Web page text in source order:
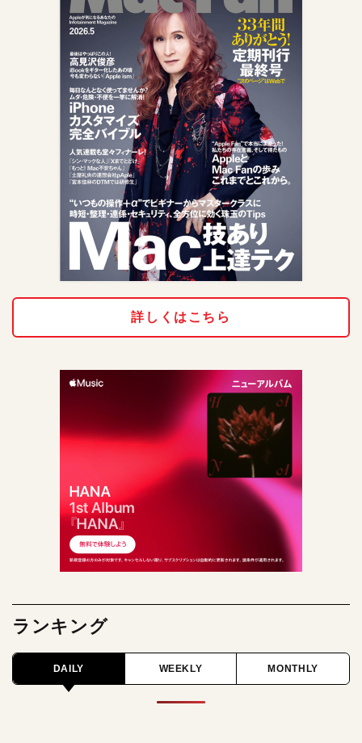
詳しくはこちら
ランキング
DAILY WEEKLY MONTHLY